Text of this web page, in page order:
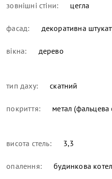
зовнішні стіни: цегла
фасад: декоративна
вікна: дерево
тип даху: скатний
покриття: метал (фальцева
висота стель: 3,3
опалення: будинкова